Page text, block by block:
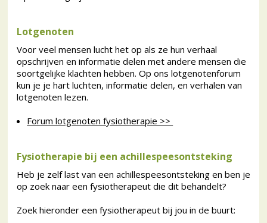
Lotgenoten
Voor veel mensen lucht het op als ze hun verhaal
opschrijven en informatie delen met andere mensen die
soortgelijke klachten hebben. Op ons lotgenotenforum
kun je je hart luchten, informatie delen, en verhalen van
lotgenoten lezen.
Forum lotgenoten fysiotherapie >>
Fysiotherapie bij een achillespeesontsteking
Heb je zelf last van een achillespeesontsteking en ben je
op zoek naar een fysiotherapeut die dit behandelt?
Zoek hieronder een fysiotherapeut bij jou in de buurt: